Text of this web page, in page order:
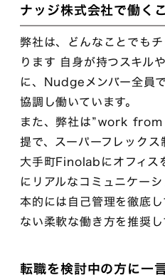
ナッジ株式会社で働く
弊社は、どんなことでも
ります 自身が持つスキル
に、Nudgeメンバー全員
協調し働いています。
また、弊社は”work
提で、スーパーフレックス
大手町Finolabにオフィス
にリアルなコミュニケー
本的には自己管理を徹底
ない柔軟な働き方を推奨し
転職を検討中の方に一